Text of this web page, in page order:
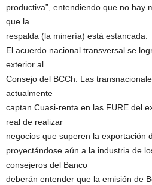
productiva”, entendiendo que no hay
que la
respalda (la minería) está estancada.
El acuerdo nacional transversal se
exterior al
Consejo del BCCh. Las
actualmente
captan Cuasi-renta en las FURE del
real de realizar
negocios que superen la exportación
proyectándose aún a la industria de
consejeros del Banco
deberán entender que la emisión de